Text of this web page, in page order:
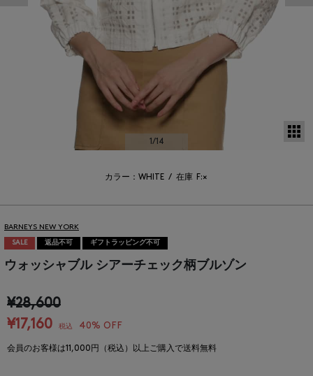
1/14
カラー：WHITE / 在庫 F:×
BARNEYS NEW YORK
SALE 返品不可 ギフトラッピング不可
ウォッシャブル シアーチェック柄ブルゾン
¥28,600
¥17,160
税込 40% OFF
会員のお客様は11,000円（税込）以上ご購入で送料無料